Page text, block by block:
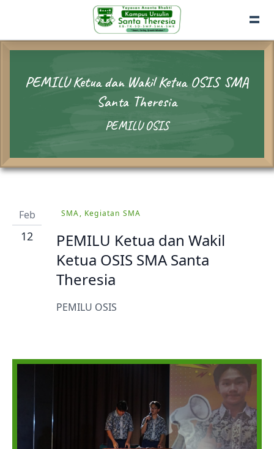
PEMILU Ketua dan Wakil Ketua OSIS SMA
Santa Theresia
PEMILU OSIS
Feb
12
SMA, Kegiatan SMA
PEMILU Ketua dan Wakil
Ketua OSIS SMA Santa
Theresia
PEMILU OSIS